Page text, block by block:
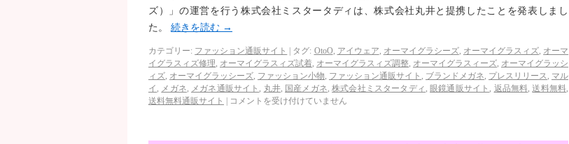
ズ）」の運営を行う株式会社ミスタータディは、株式会社丸井と提携したことを発表しまし
た。 続きを読む →
カテゴリー: ファッション通販サイト タグ: OtoO, アイウェア, オーマイグラシーズ, オーマイグラスィズ, オーマ
イグラスィズ修理, オーマイグラスィズ試着, オーマイグラスィズ調整, オーマイグラスィーズ, オーマイグラッシ
ィズ, オーマイグラッシーズ, ファッション小物, ファッション通販サイト , ブランドメガネ, プレスリリース, マル
イ , メガネ, メガネ通販サイト , 丸井, 国産メガネ,株式会社ミスタータディ , 眼鏡通販サイト , 返品無料,送料無料,
送料無料通販サイト
コメントを受け付けていません